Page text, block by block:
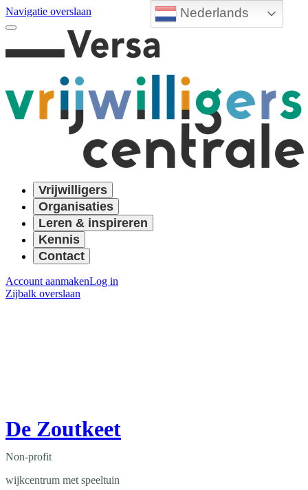
Nederlands
Navigatie overslaan
Vrijwilligers
Organisaties
Leren & inspireren
Kennis
Contact
Account aanmakenLog in
Zijbalk overslaan
De Zoutkeet
Non-profit
wijkcentrum met speeltuin